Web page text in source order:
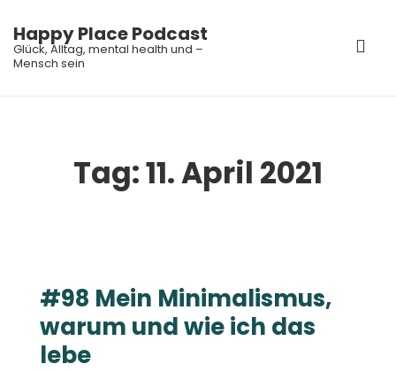
Zum
Inhalt
Happy Place Podcast
Glück, Alltag, mental health und –
Mensch sein
Tag:11. April 2021
#98 Mein Minimalismus,
warum und wie ich das
lebe